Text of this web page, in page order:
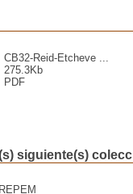
CB32-Reid-Etcheve ...
275.3Kb
PDF
siguiente(s)